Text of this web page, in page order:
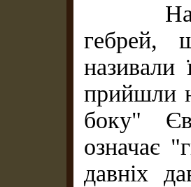
Назва
гебрей,
називали
прийшли
боку"
означає
давніх